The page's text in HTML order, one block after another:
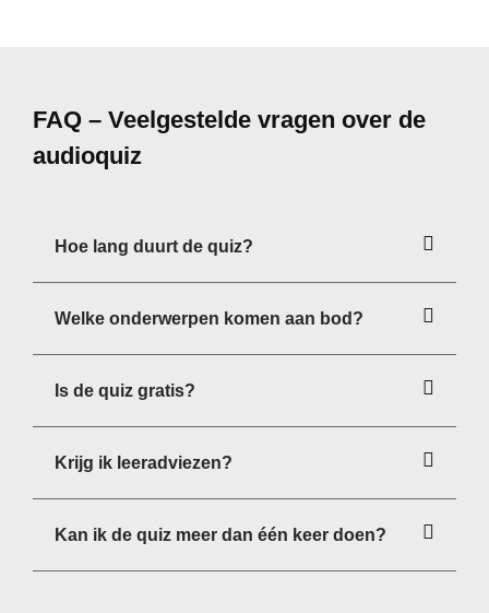
FAQ – Veelgestelde vragen over de
audioquiz
Hoe lang duurt de quiz?
Welke onderwerpen komen aan bod?
Is de quiz gratis?
Krijg ik leeradviezen?
Kan ik de quiz meer dan één keer doen?